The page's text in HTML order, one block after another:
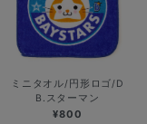
ミニタオル/円形ロゴ/D
B.スターマン
¥800